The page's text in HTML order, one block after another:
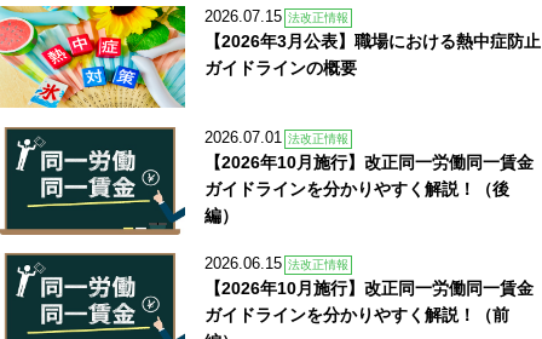
2026.07.15 法改正情報
【2026年3月公表】職場における熱中症防止
ガイドラインの概要
2026.07.01 法改正情報
【2026年10月施行】改正同一労働同一賃金
ガイドラインを分かりやすく解説！（後
編）
2026.06.15 法改正情報
【2026年10月施行】改正同一労働同一賃金
ガイドラインを分かりやすく解説！（前